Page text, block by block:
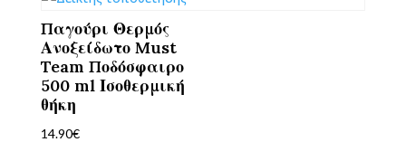
Παγούρι Θερμός
Ανοξείδωτο Must
Team Ποδόσφαιρο
500 ml Ισοθερμική
θήκη
14.90€